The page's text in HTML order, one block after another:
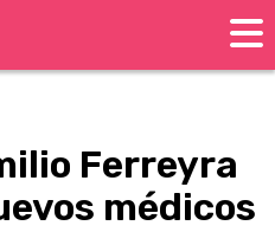
Ferreyra
médicos